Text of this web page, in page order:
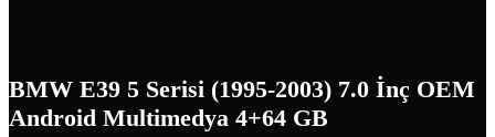
BMW E39 5 Serisi (1995-2003) 7.0 İnç OEM
Android Multimedya 4+64 GB